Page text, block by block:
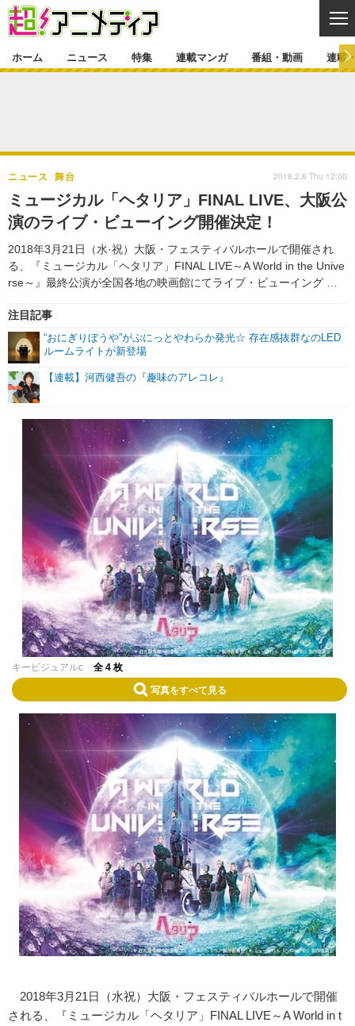
ゲーム・アプリ マンガ
グッズ イベント
声優 コスプレ
舞台 新帝スタ
特集一覧 カバー
ラキりす
連載マンガ
連載マンガ一覧
番組・動画一覧 ラジオ
動画
連載・ブログ
連載・ブログ一覧 コラム
編集部ブログ・お知らせ
ホーム ニュース 特集 連載マンガ 番組・動画 連載
ミュージカル「ヘタリア」FINAL LIVE、大阪公
演のライブ・ビューイング開催決定！
2018年3月21日（水·祝）大阪・フェスティバルホールで開催され
る、『ミュージカル「ヘタリア」FINAL LIVE～A World in the Unive
rse～』最終公演が全国各地の映画館にてライブ・ビューイング …
ニュース 舞台
注目記事
“おにぎりぼうや”がぷにっとやわらか発光☆ 存在感抜群なのLED
ルームライトが新登場
【連載】河西健吾の『趣味のアレコレ』
2018.2.8 Thu 12:00
キービジュアルc 全 4 枚
写真をすべて見る
2018年3月21日（水祝）大阪・フェスティバルホールで開催
される、『ミュージカル「ヘタリア」FINAL LIVE～A World in t